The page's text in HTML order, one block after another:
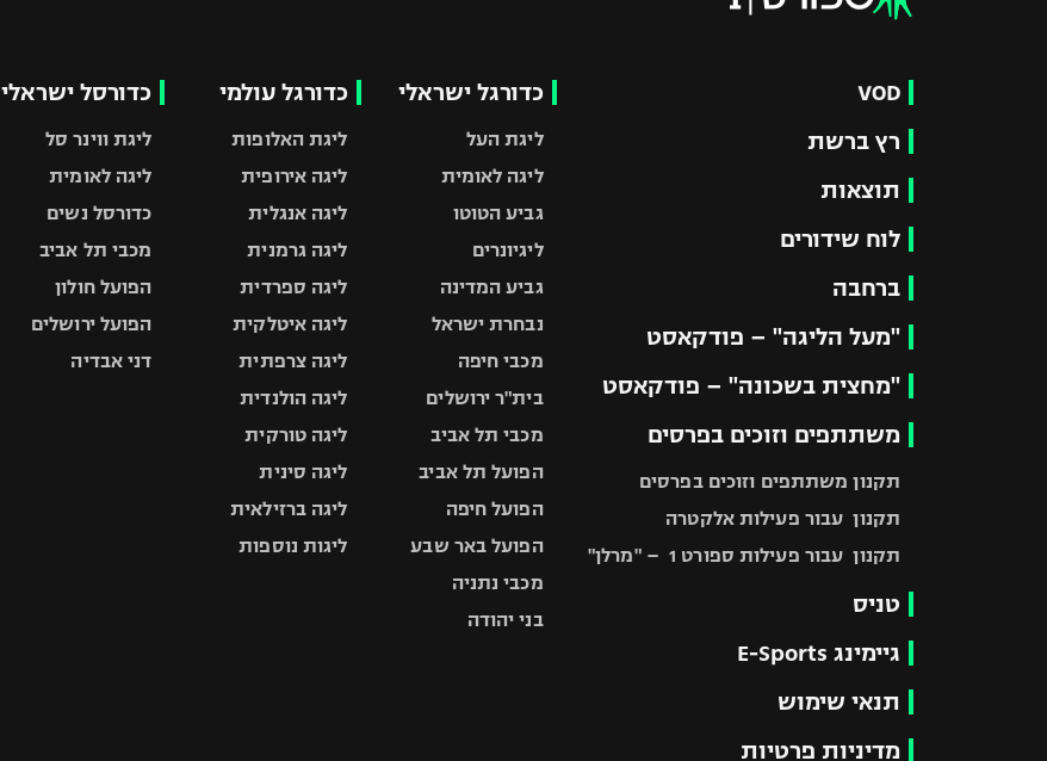
VOD
רץ ברשת
תוצאות
לוח שידורים
ברחבה
"מעל הליגה" – פודקאסט
"מחצית בשכונה" – פודקאסט
משתתפים וזוכים בפרסים
תקנון משתתפים וזוכים בפרסים
תקנון עבור פעילות אלקטרה
תקנון עבור פעילות ספורט 1 – "מרלן"
טניס
גיימינג E-Sports
תנאי שימוש
מדיניות פרטיות
כדורגל ישראלי
ליגת העל
ליגה לאומית
גביע הטוטו
ליגיונרים
גביע המדינה
נבחרת ישראל
מכבי חיפה
בית"ר ירושלים
מכבי תל אביב
הפועל תל אביב
הפועל חיפה
הפועל באר שבע
מכבי נתניה
בני יהודה
כדורגל עולמי
ליגת האלופות
ליגה אירופית
ליגה אנגלית
ליגה גרמנית
ליגה ספרדית
ליגה איטלקית
ליגה צרפתית
ליגה הולנדית
ליגה טורקית
ליגה סינית
ליגה ברזילאית
ליגות נוספות
כדורסל ישראלי
ליגת ווינר סל
ליגה לאומית
כדורסל נשים
מכבי תל אביב
הפועל חולון
הפועל ירושלים
דני אבדיה